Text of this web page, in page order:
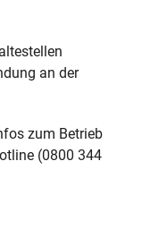
an der
zum Betrieb
(0800 344